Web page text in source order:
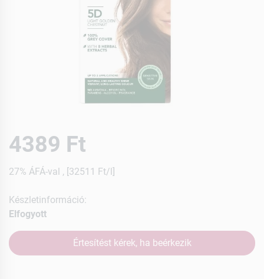
4389 Ft
27% ÁFÁ-val , [32511 Ft/l]
Készletinformáció:
Elfogyott
Értesítést kérek, ha beérkezik